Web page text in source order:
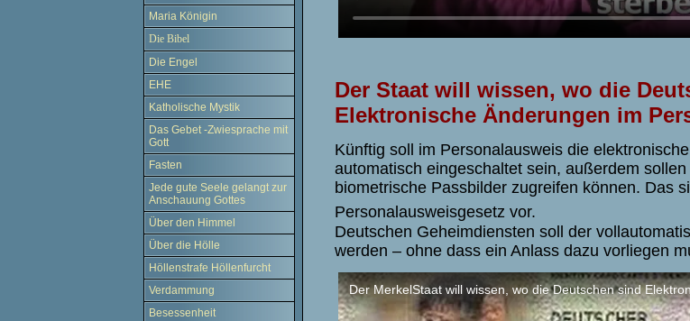
Maria Königin
Die Bibel
Die Engel
EHE
Katholische Mystik
Das Gebet -Zwiesprache mit
Gott
Fasten
Jede gute Seele gelangt zur
Anschauung Gottes
Über den Himmel
Über die Hölle
Höllenstrafe Höllenfurcht
Verdammung
Besessenheit
Der Staat will wissen, wo die
Elektronische Änderungen im
Künftig soll im Personalausweis die
automatisch eingeschaltet sein, außerdem
biometrische Passbilder zugreifen können. Das
Personalausweisgesetz vor.
Deutschen Geheimdiensten soll der
werden – ohne dass ein Anlass dazu vorliegen